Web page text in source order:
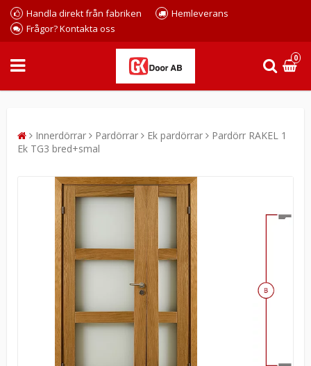
Handla direkt från fabriken
Hemleverans
Frågor? Kontakta oss
0
Innerdörrar Pardörrar Ek pardörrar
Pardörr RAKEL 1
Ek TG3 bred+smal